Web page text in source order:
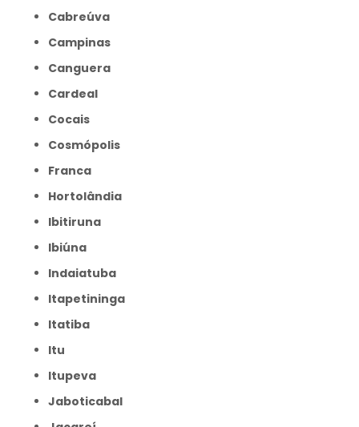
Cabreúva
Campinas
Canguera
Cardeal
Cocais
Cosmópolis
Franca
Hortolândia
Ibitiruna
Ibiúna
Indaiatuba
Itapetininga
Itatiba
Itu
Itupeva
Jaboticabal